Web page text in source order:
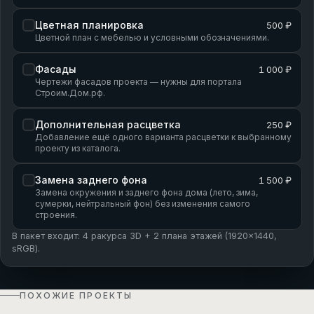
Цветная планировка 500 ₽
Цветной план с мебелью и условными обозначениями.
Фасады 1 000 ₽
Чертежи фасадов проекта — нужны для портала
Строим.Дом.рф.
Дополнительная расцветка 250 ₽
Добавление ещё одного варианта расцветки к выбранному
проекту из каталога.
Замена заднего фона 1 500 ₽
Замена окружения и заднего фона дома (лето, зима,
сумерки, нейтральный фон) без изменения самого
строения.
В пакет входит: 4 ракурса 3D + 2 плана этажей (1920×1440,
sRGB).
ПОХОЖИЕ ПРОЕКТЫ